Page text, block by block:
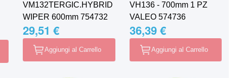
VM132TERGIC.HYBRID
WIPER 600mm 754732
29,51 €
Aggiungi al Carrello
VH136 - 700mm 1 PZ
VALEO 574736
36,39 €
Aggiungi al Carrello